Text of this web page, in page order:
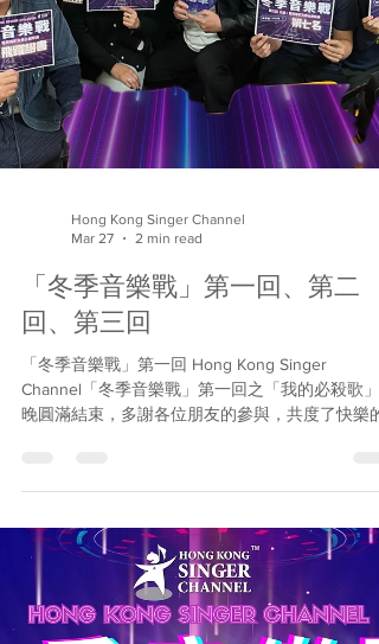
Hong Kong Singer Channel
「冬季音樂戰」第一回、第二
回、第三回
Channel「冬季音樂戰」第一回之「我的必殺歌」
星期五！現在為大家總結今晚的賽果，也恭喜所有
得獎者！冠軍將直接晉身我們四月在會展舉行的歌
唱比賽總決賽！「冬季音樂戰」第二回將於下星期
五 (2月6日) 舉行，我們即將公佈有關詳情。 冠軍